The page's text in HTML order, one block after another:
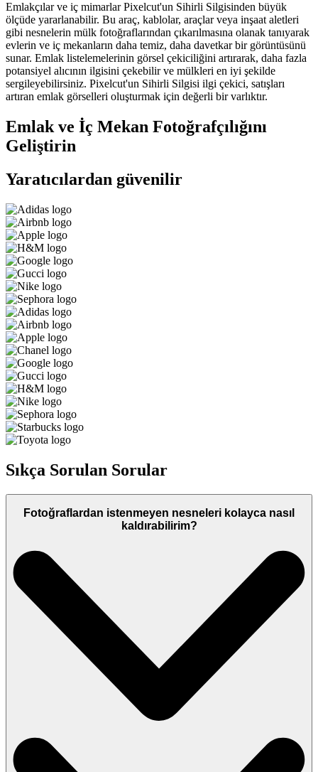
Emlakçılar ve iç mimarlar Pixelcut'un Sihirli Silgisinden büyük
ölçüde yararlanabilir. Bu araç, kablolar, araçlar veya inşaat aletleri
gibi nesnelerin mülk fotoğraflarından çıkarılmasına olanak tanıyarak
evlerin ve iç mekanların daha temiz, daha davetkar bir görüntüsünü
sunar. Emlak listelemelerinin görsel çekiciliğini artırarak, daha fazla
potansiyel alıcının ilgisini çekebilir ve mülkleri en iyi şekilde
sergileyebilirsiniz. Pixelcut'un Sihirli Silgisi ilgi çekici, satışları
artıran emlak görselleri oluşturmak için değerli bir varlıktır.
Emlak ve İç Mekan Fotoğrafçılığını
Geliştirin
Yaratıcılardan güvenilir
Sıkça Sorulan Sorular
Fotoğraflardan istenmeyen nesneleri kolayca nasıl
kaldırabilirim?